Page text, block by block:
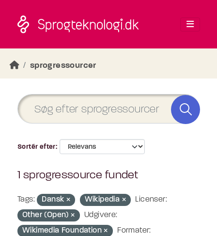
sprogressourcer
Sortér efter
1 sprogressource fundet
Tags: Dansk Wikipedia
Licenser:
Other (Open)
Udgivere:
Wikimedia Foundation
Formater: